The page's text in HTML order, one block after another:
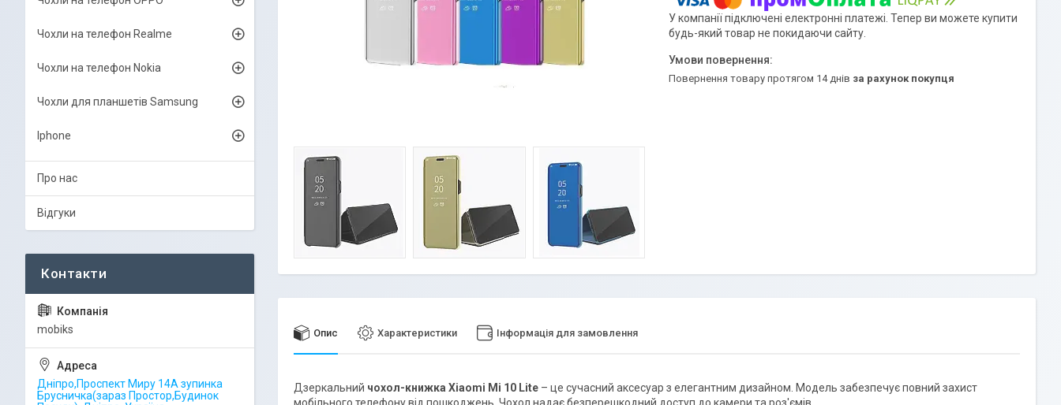
У компанії підключені електронні платежі. Тепер ви можете купити
будь-який товар не покидаючи сайту.
повернення товару протягом 14 днів за рахунок покупця
Опис Характеристики Інформація для замовлення
Дзеркальний чохол-книжка Xiaomi Mi 10 Lite – це сучасний аксесуар з елегантним дизайном. Модель забезпечує повний захист
Чохли на телефон Realme
Чохли на телефон Nokia
Чохли для планшетів Samsung
Iphone
Про нас
Відгуки
mobiks
Дніпро,Проспект Миру 14А зупинка
Брусничка(зараз Простор,Будинок